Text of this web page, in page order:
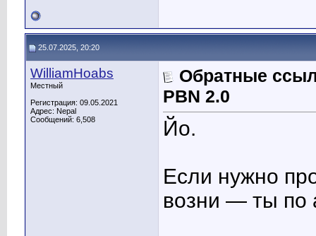
25.07.2025, 20:20
WilliamHoabs
Местный
Регистрация: 09.05.2021
Адрес: Nepal
Сообщений: 6,508
Обратные
PBN 2.0
Йо.
Если нужно
возни — ты по